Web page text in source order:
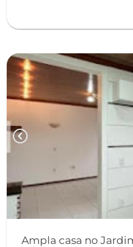
chevron_left
Ampla casa no